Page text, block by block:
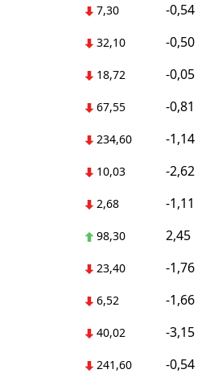
7,30 -0,54
32,10 -0,50
18,72 -0,05
67,55 -0,81
234,60 -1,14
10,03 -2,62
2,68 -1,11
98,30 2,45
23,40 -1,76
6,52 -1,66
40,02 -3,15
241,60 -0,54